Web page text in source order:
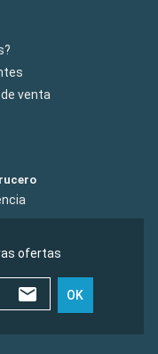
venta
ofertas
OK